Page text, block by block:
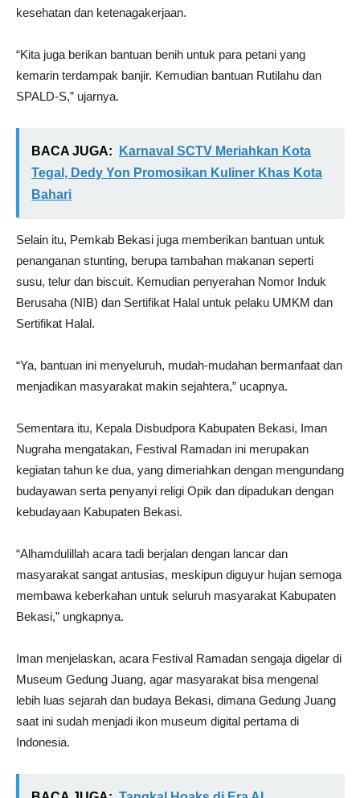
kesehatan dan ketenagakerjaan.
“Kita juga berikan bantuan benih untuk para petani yang
kemarin terdampak banjir. Kemudian bantuan Rutilahu dan
SPALD-S,” ujarnya.
BACA JUGA:
Karnaval SCTV Meriahkan Kota
Tegal, Dedy Yon Promosikan Kuliner Khas Kota
Bahari
Selain itu, Pemkab Bekasi juga memberikan bantuan untuk
penanganan stunting, berupa tambahan makanan seperti
susu, telur dan biscuit. Kemudian penyerahan Nomor Induk
Berusaha (NIB) dan Sertifikat Halal untuk pelaku UMKM dan
Sertifikat Halal.
“Ya, bantuan ini menyeluruh, mudah-mudahan bermanfaat dan
menjadikan masyarakat makin sejahtera,” ucapnya.
Sementara itu, Kepala Disbudpora Kabupaten Bekasi, Iman
Nugraha mengatakan, Festival Ramadan ini merupakan
kegiatan tahun ke dua, yang dimeriahkan dengan mengundang
budayawan serta penyanyi religi Opik dan dipadukan dengan
kebudayaan Kabupaten Bekasi.
“Alhamdulillah acara tadi berjalan dengan lancar dan
masyarakat sangat antusias, meskipun diguyur hujan semoga
membawa keberkahan untuk seluruh masyarakat Kabupaten
Bekasi,” ungkapnya.
Iman menjelaskan, acara Festival Ramadan sengaja digelar di
Museum Gedung Juang, agar masyarakat bisa mengenal
lebih luas sejarah dan budaya Bekasi, dimana Gedung Juang
saat ini sudah menjadi ikon museum digital pertama di
Indonesia.